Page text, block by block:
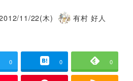
日
11/22(木)
著
有村 好人
0 0 0